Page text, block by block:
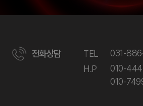
전화상담 TEL
031-
H.P
010-
010-